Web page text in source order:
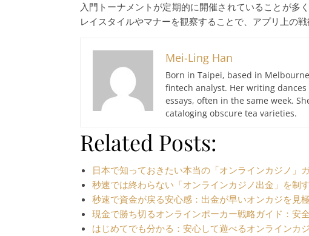
入門トーナメントが定期的に開催されていることが多
レイスタイルやマナーを観察することで、アプリ上の戦
Mei-Ling Han
Born in Taipei, based in
fintech analyst. Her writing
essays, often in the same week.
cataloging obscure tea varieties.
Related Posts:
日本で知っておきたい本当の「オンラインカジノ
秒速では終わらない「オンラインカジノ出金」を制
秒速で資金が戻る安心感：出金が早いオンカジを見
現金で勝ち切るオンラインポーカー戦略ガイド：安
はじめてでも分かる：安心して遊べるオンラインカ